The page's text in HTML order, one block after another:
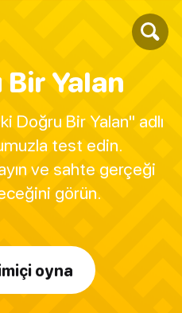
Yalan
Doğru Bir Yalan" adlı
test edin.
ve sahte gerçeği
görün.
oyna